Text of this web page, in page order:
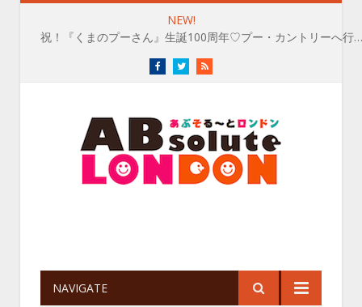
NEW!
祝！『くまのプーさん』生誕100周年♡プー・カントリーへ行こう♪
FacebookTwitterRSS
NAVIGATE